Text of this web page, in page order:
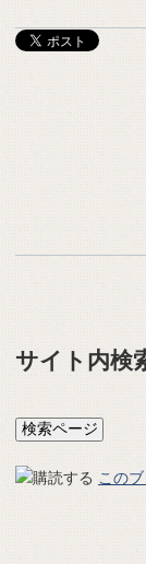
サイト内検
この